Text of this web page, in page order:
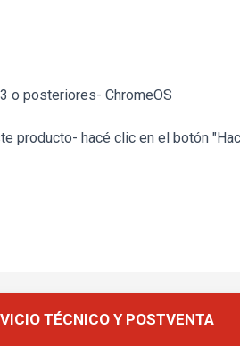
o posteriores- ChromeOS
hacé clic en el botón